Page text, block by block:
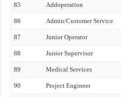
85 Addoperation
86 Admin/Customer Service
87 Junior Operator
88 Junior Supervisor
89 Medical Services
90 Project Engineer